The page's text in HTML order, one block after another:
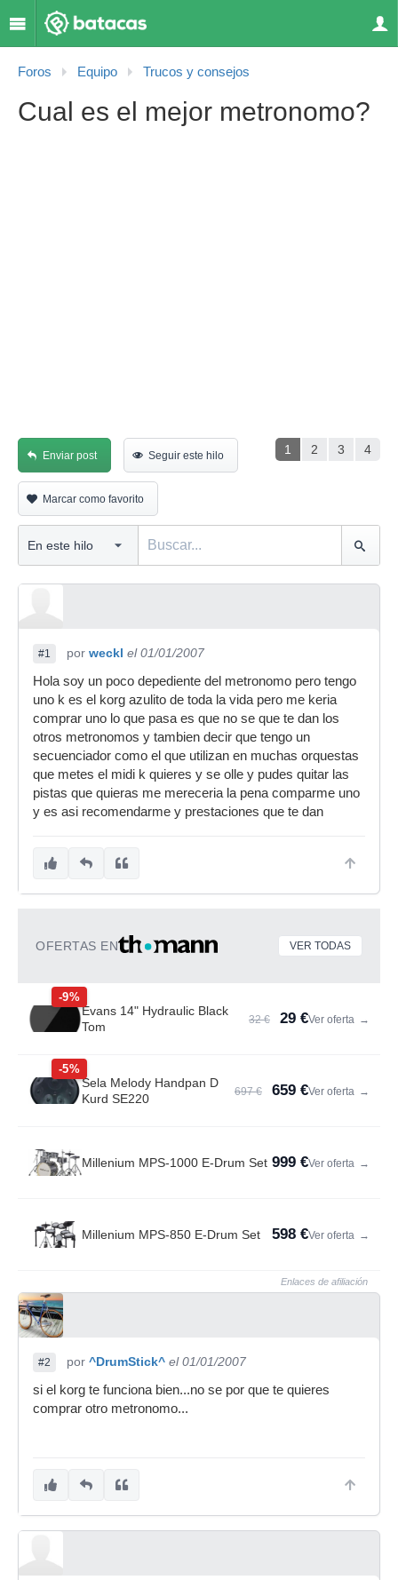
Foros Equipo Trucos y consejos
Cual es el mejor metronomo?
1 2 3 4
Enviar post Seguir este hilo
Marcar como favorito
#1 por weckl el 01/01/2007
Hola soy un poco depediente del metronomo pero tengo
uno k es el korg azulito de toda la vida pero me keria
comprar uno lo que pasa es que no se que te dan los
otros metronomos y tambien decir que tengo un
secuenciador como el que utilizan en muchas orquestas
que metes el midi k quieres y se olle y pudes quitar las
pistas que quieras me mereceria la pena comparme uno
y es asi recomendarme y prestaciones que te dan
OFERTAS EN VER TODAS
-9%
Evans 14" Hydraulic Black
Tom
32 € 29 €Ver oferta →
-5%
Sela Melody Handpan D
Kurd SE220
697 € 659 €Ver oferta →
Millenium MPS-1000 E-Drum Set 999 €Ver oferta →
Millenium MPS-850 E-Drum Set 598 €Ver oferta →
Enlaces de afiliación
#2 por ^DrumStick^ el 01/01/2007
si el korg te funciona bien...no se por que te quieres
comprar otro metronomo...